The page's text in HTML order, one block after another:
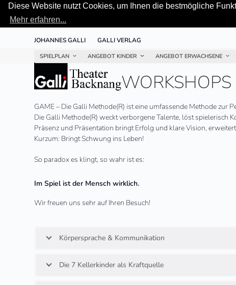
Diese Website nutzt Cookies, um Ihnen die bestmögliche
Mehr erfahren...
JOHANNES GALLI GALLI VERLAG
SPIELPLAN ANGEBOT KINDER ANGEBOT ERWACHSENE
WORKSHOPS
GAME – Die Galli Methode(R) ist eine umfassende Methode zur
Die Galli Methode(R) weckt verborgene Talente, löst spielerisch
Präsenz und Präsentation bringt Erfolg und klare Vision,
Kurzum: Bringt Schwung ins Leben!
So paradox es klingt, so wahr ist es:
Im Spiel ist der Mensch wirklich.
Wir freu­en uns sehr auf Ihren Besuch!
Körpersprache & Kommunikation
Die 7 Kellerkinder als Kraftquelle